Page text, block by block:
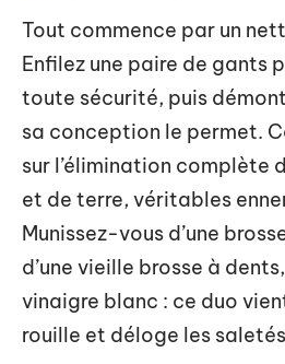
Tout commence par un
Enfilez une paire de gants
toute sécurité, puis
sa conception le permet.
sur l’élimination complète
et de terre, véritables
Munissez-vous d’une
d’une vieille brosse à
vinaigre blanc : ce duo
rouille et déloge les